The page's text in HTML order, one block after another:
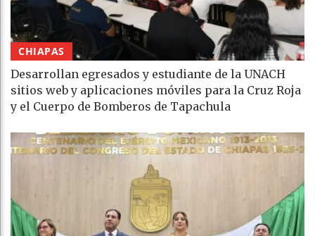
CHIAPAS
Desarrollan egresados y estudiante de la UNACH
sitios web y aplicaciones móviles para la Cruz Roja
y el Cuerpo de Bomberos de Tapachula